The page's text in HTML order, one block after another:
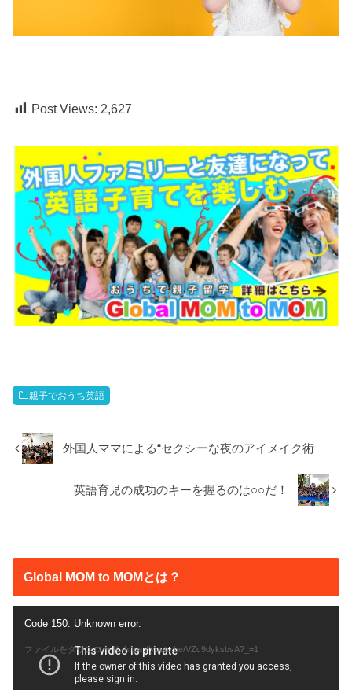
Post Views: 2,627
親子でおうち英語
外国人ママによる“セクシーな夜のアイメイク術
英語育児の成功のキーを握るのは○○だ！
Global MOM to MOMとは？
Code 150: Unknown error.
ファイルをダウンロード: https://youtu.be/VZc9dyksbvA?_=1